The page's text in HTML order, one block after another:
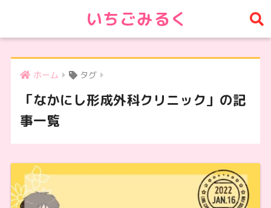
いちごみるく
ホーム タグ
「なかにし形成外科クリニック」の記
事一覧